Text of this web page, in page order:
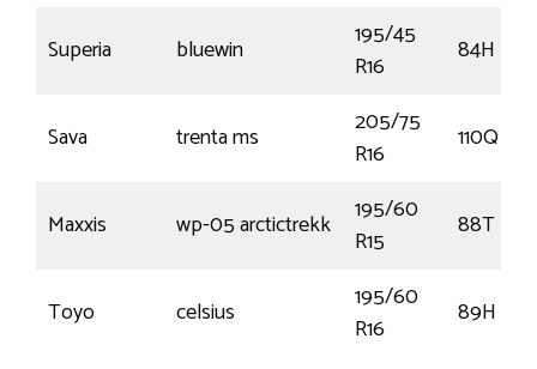
Superia bluewin
195/45
R16
84H
Sava trenta ms
205/75
R16
110Q
Maxxis wp-05 arctictrekk
195/60
R15
88T
Toyo celsius
195/60
R16
89H